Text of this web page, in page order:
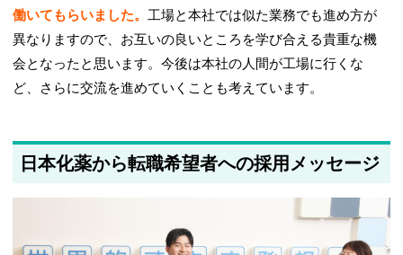
働いてもらいました。工場と本社では似た業務でも進め方が
異なりますので、お互いの良いところを学び合える貴重な機
会となったと思います。今後は本社の人間が工場に行くな
ど、さらに交流を進めていくことも考えています。
日本化薬から転職希望者への採用メッセージ